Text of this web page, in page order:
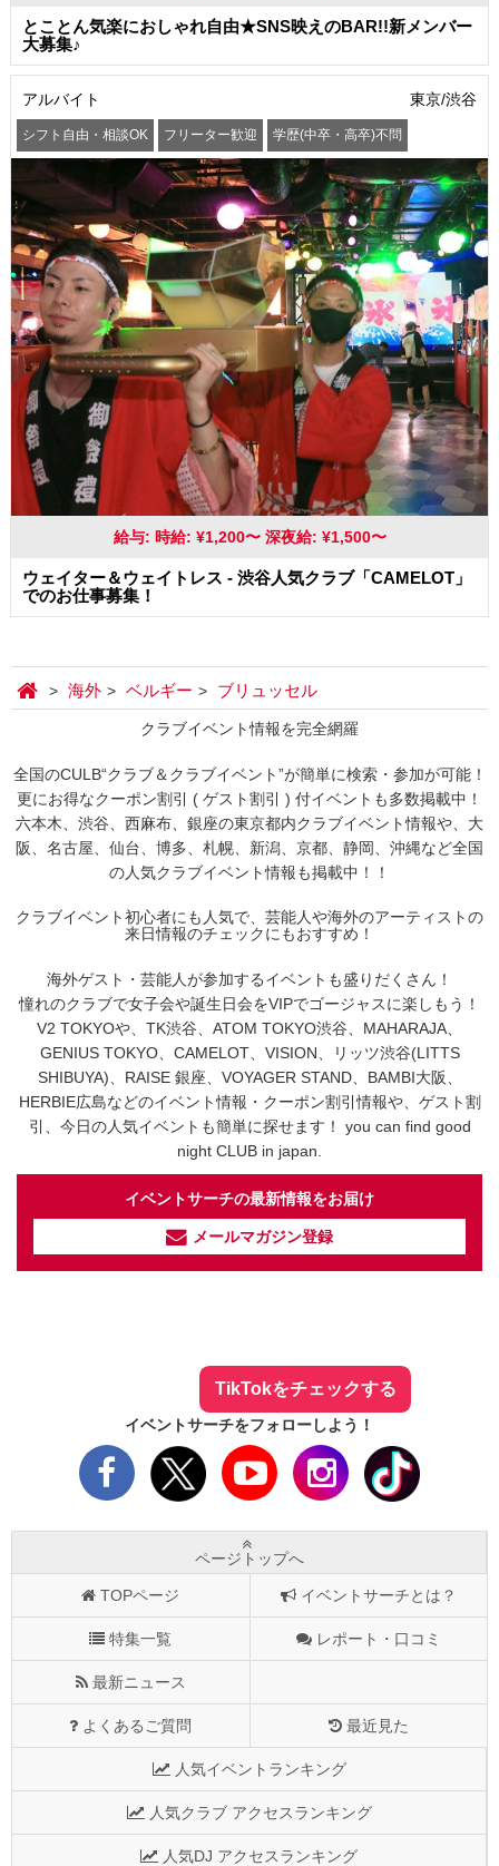
とことん気楽におしゃれ自由★SNS映えのBAR!!新メンバー
大募集♪
アルバイト 東京/渋谷
シフト自由・相談OK フリーター歓迎 学歴(中卒・高卒)不問
髪型・髪色自由 服装自由 交通費支給
給与: 時給: ¥1,200〜 深夜給: ¥1,500〜
ウェイター＆ウェイトレス - 渋谷人気クラブ「CAMELOT」
でのお仕事募集！
海外 ベルギー ブリュッセル
クラブイベント情報を完全網羅
全国のCULB“クラブ＆クラブイベント”が簡単に検索・参加が可能！
更にお得なクーポン割引 ( ゲスト割引 ) 付イベントも多数掲載中！
六本木、渋谷、西麻布、銀座の東京都内クラブイベント情報や、大
阪、名古屋、仙台、博多、札幌、新潟、京都、静岡、沖縄など全国
の人気クラブイベント情報も掲載中！！
クラブイベント初心者にも人気で、芸能人や海外のアーティストの
来日情報のチェックにもおすすめ！
海外ゲスト・芸能人が参加するイベントも盛りだくさん！
憧れのクラブで女子会や誕生日会をVIPでゴージャスに楽しもう！
V2 TOKYOや、TK渋谷、ATOM TOKYO渋谷、MAHARAJA、
GENIUS TOKYO、CAMELOT、VISION、リッツ渋谷(LITTS
SHIBUYA)、RAISE 銀座、VOYAGER STAND、BAMBI大阪、
HERBIE広島などのイベント情報・クーポン割引情報や、ゲスト割
引、今日の人気イベントも簡単に探せます！ you can find good
night CLUB in japan.
イベントサーチの最新情報をお届け
メールマガジン登録
TikTokをチェックする
イベントサーチをフォローしよう！
ページトップへ
TOPページ イベントサーチとは？
特集一覧 レポート・口コミ
最新ニュース
よくあるご質問 最近見た
人気イベントランキング
人気クラブ アクセスランキング
人気DJ アクセスランキング